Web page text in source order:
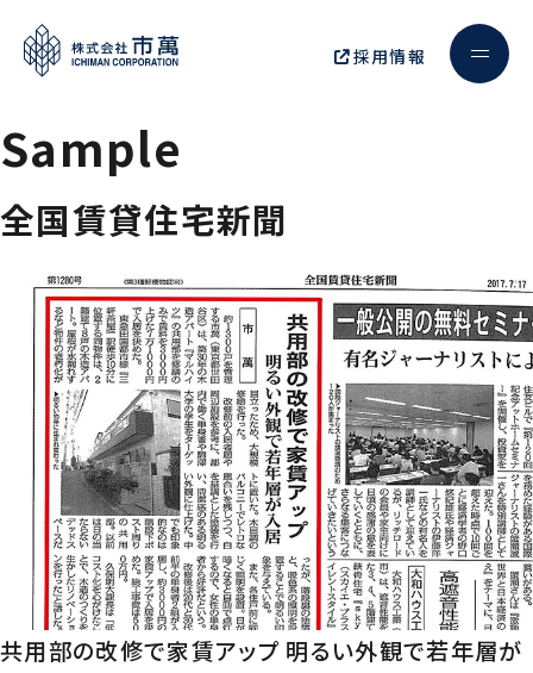
採用情報
Sample
全国賃貸住宅新聞
共用部の改修で家賃アップ 明るい外観で若年層が